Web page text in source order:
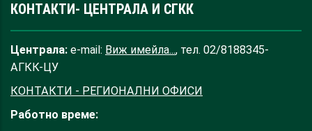
КОНТАКТИ- ЦЕНТРАЛА И СГКК
Централа: e-mail: Виж имейла..., тел. 02/8188345-
АГКК-ЦУ
КОНТАКТИ - РЕГИОНАЛНИ ОФИСИ
Работно време: